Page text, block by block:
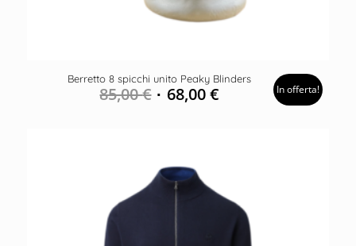
Berretto 8 spicchi unito Peaky Blinders
85,00€ 68,00€ In offerta!